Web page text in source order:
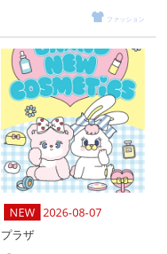
ファッション
2026-08-07
プラザ